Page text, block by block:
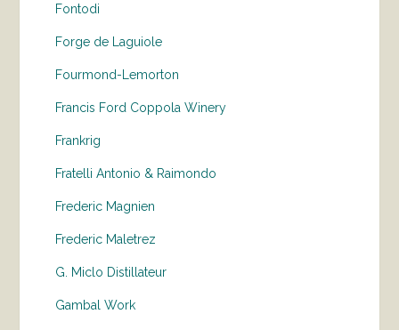
Fontodi
Forge de Laguiole
Fourmond-Lemorton
Francis Ford Coppola Winery
Frankrig
Fratelli Antonio & Raimondo
Frederic Magnien
Frederic Maletrez
G. Miclo Distillateur
Gambal Work